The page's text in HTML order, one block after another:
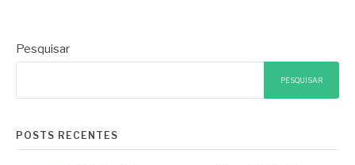
Pesquisar
PESQUISAR
POSTS RECENTES